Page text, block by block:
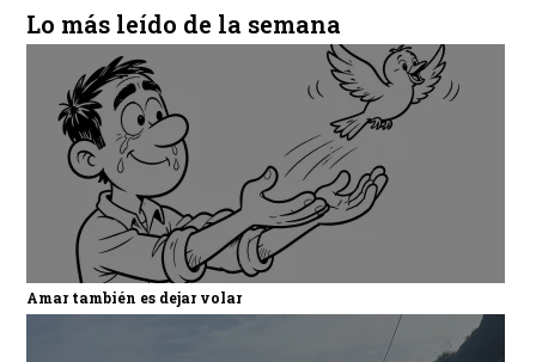
Lo más leído de la semana
Amar también es dejar volar